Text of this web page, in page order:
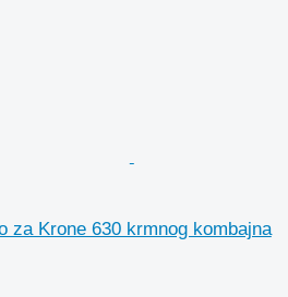
za Krone 630 krmnog kombajna